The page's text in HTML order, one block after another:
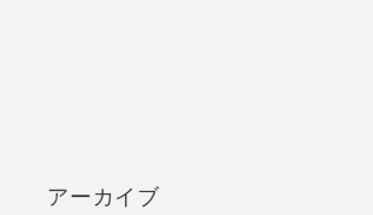
アーカイブ